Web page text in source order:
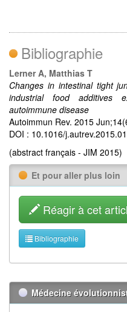
Bibliographie
Lerner A, Matthias T
Changes in intestinal tight
industrial food additives
autoimmune disease
Autoimmun Rev. 2015
DOI : 10.1016/
(abstract français - JIM 2015)
Et pour aller plus loin
Réagir à cet
Bibliographie
Médecine